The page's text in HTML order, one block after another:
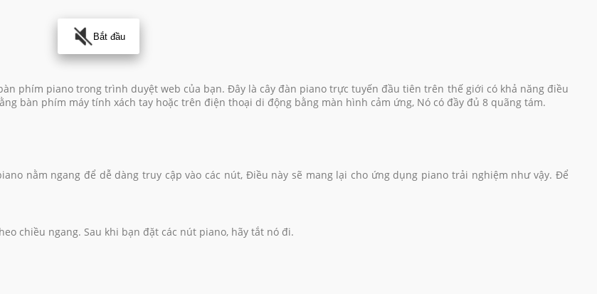
phím piano trong trình duyệt web của bạn. Đây là cây đàn piano trực tuyến đầu tiên trên thế giới có khả năng điều
bàn phím máy tính xách tay hoặc trên điện thoại di động bằng màn hình cảm ứng, Nó có đầy đủ 8 quãng tám.
nằm ngang để dễ dàng truy cập vào các nút, Điều này sẽ mang lại cho ứng dụng piano trải nghiệm như vậy. Để
chiều ngang. Sau khi bạn đặt các nút piano, hãy tắt nó đi.
Bắt đầu